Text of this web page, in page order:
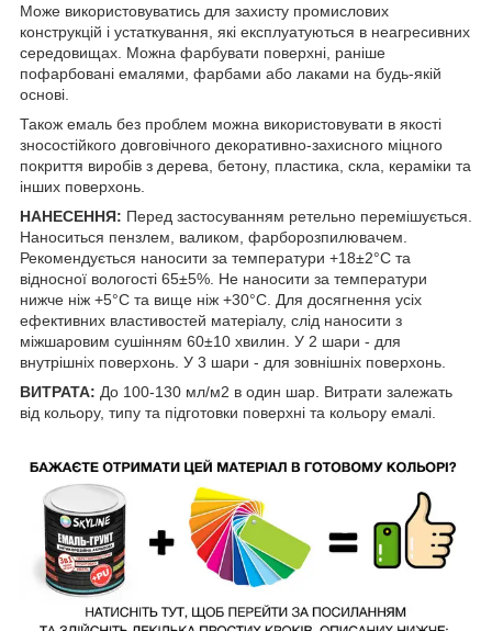
Може використовуватись для захисту промислових
конструкцій і устаткування, які експлуатуються в неагресивних
середовищах. Можна фарбувати поверхні, раніше
пофарбовані емалями, фарбами або лаками на будь-якій
основі.
Також емаль без проблем можна використовувати в якості
зносостійкого довговічного декоративно-захисного міцного
покриття виробів з дерева, бетону, пластика, скла, кераміки та
інших поверхонь.
НАНЕСЕННЯ: Перед застосуванням ретельно перемішується.
Наноситься пензлем, валиком, фарборозпилювачем.
Рекомендується наносити за температури +18±2°С та
відносної вологості 65±5%. Не наносити за температури
нижче ніж +5°С та вище ніж +30°С. Для досягнення усіх
ефективних властивостей матеріалу, слід наносити з
міжшаровим сушінням 60±10 хвилин. У 2 шари - для
внутрішніх поверхонь. У 3 шари - для зовнішніх поверхонь.
ВИТРАТА: До 100-130 мл/м2 в один шар. Витрати залежать
від кольору, типу та підготовки поверхні та кольору емалі.